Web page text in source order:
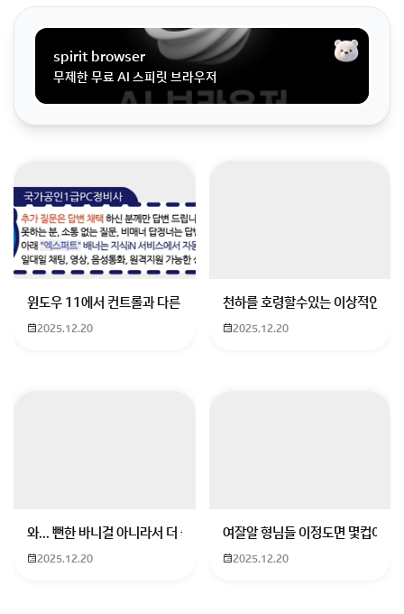
spirit browser
무제한 무료 AI 스피릿 브라우저
윈도우 11에서 컨트롤과 다른 키가 같이 안눌림 게임을 하는 중에 컨트
2025.12.20
천하를 호령할수있는 이상적인 몸
2025.12.20
와... 뻔한 바니걸 아니라서 더 좋음
2025.12.20
여잘알 형님들 이정도면 몇컵이에
2025.12.20